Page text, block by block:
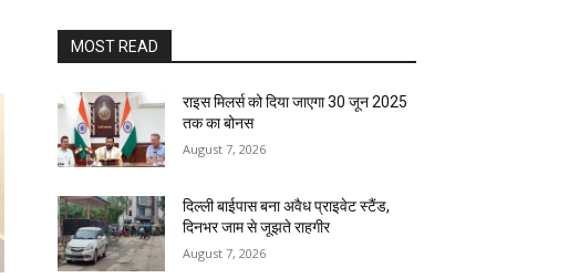
MOST READ
राइस मिलर्स को दिया जाएगा 30 जून 2025
तक का बोनस
August 7, 2026
दिल्ली बाईपास बना अवैध प्राइवेट स्टैंड,
दिनभर जाम से जूझते राहगीर
August 7, 2026